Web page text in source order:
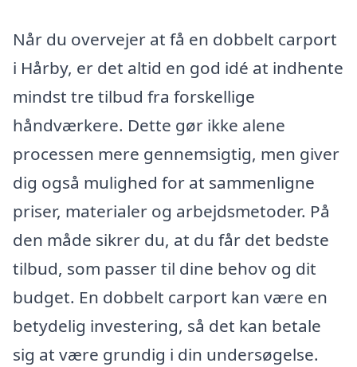
Når du overvejer at få en dobbelt carport
i Hårby, er det altid en god idé at indhente
mindst tre tilbud fra forskellige
håndværkere. Dette gør ikke alene
processen mere gennemsigtig, men giver
dig også mulighed for at sammenligne
priser, materialer og arbejdsmetoder. På
den måde sikrer du, at du får det bedste
tilbud, som passer til dine behov og dit
budget. En dobbelt carport kan være en
betydelig investering, så det kan betale
sig at være grundig i din undersøgelse.